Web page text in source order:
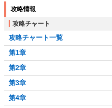
攻略情報
攻略チャート
攻略チャート一覧
第1章
第2章
第3章
第4章